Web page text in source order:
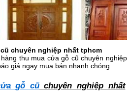
chuyên nghiệp nhất tphcm
thu mua cửa gỗ cũ chuyên nghiệp
giá ngay mua bán nhanh chóng
gỗ cũchuyên nghiệp nhất